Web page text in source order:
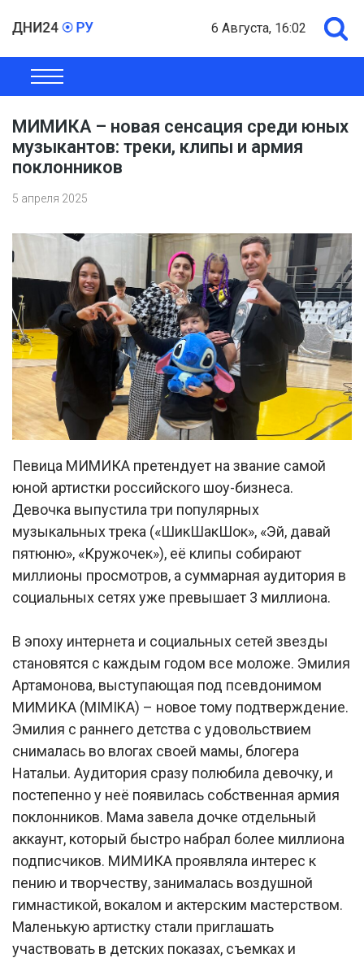
6 Августа, 16:02
ОБЩЕСТВО
МИМИКА – новая сенсация среди юных
музыкантов: треки, клипы и армия
поклонников
5 апреля 2025
Певица МИМИКА претендует на звание самой
юной артистки российского шоу-бизнеса.
Девочка выпустила три популярных
музыкальных трека («ШикШакШок», «Эй, давай
пятюню», «Кружочек»), её клипы собирают
миллионы просмотров, а суммарная аудитория в
социальных сетях уже превышает 3 миллиона.
В эпоху интернета и социальных сетей звезды
становятся с каждым годом все моложе. Эмилия
Артамонова, выступающая под псевдонимом
МИМИКА (MIMIKA) – новое тому подтверждение.
Эмилия с раннего детства с удовольствием
снималась во влогах своей мамы, блогера
Натальи. Аудитория сразу полюбила девочку, и
постепенно у неё появилась собственная армия
поклонников. Мама завела дочке отдельный
аккаунт, который быстро набрал более миллиона
подписчиков. МИМИКА проявляла интерес к
пению и творчеству, занималась воздушной
гимнастикой, вокалом и актерским мастерством.
Маленькую артистку стали приглашать
участвовать в детских показах, съемках и